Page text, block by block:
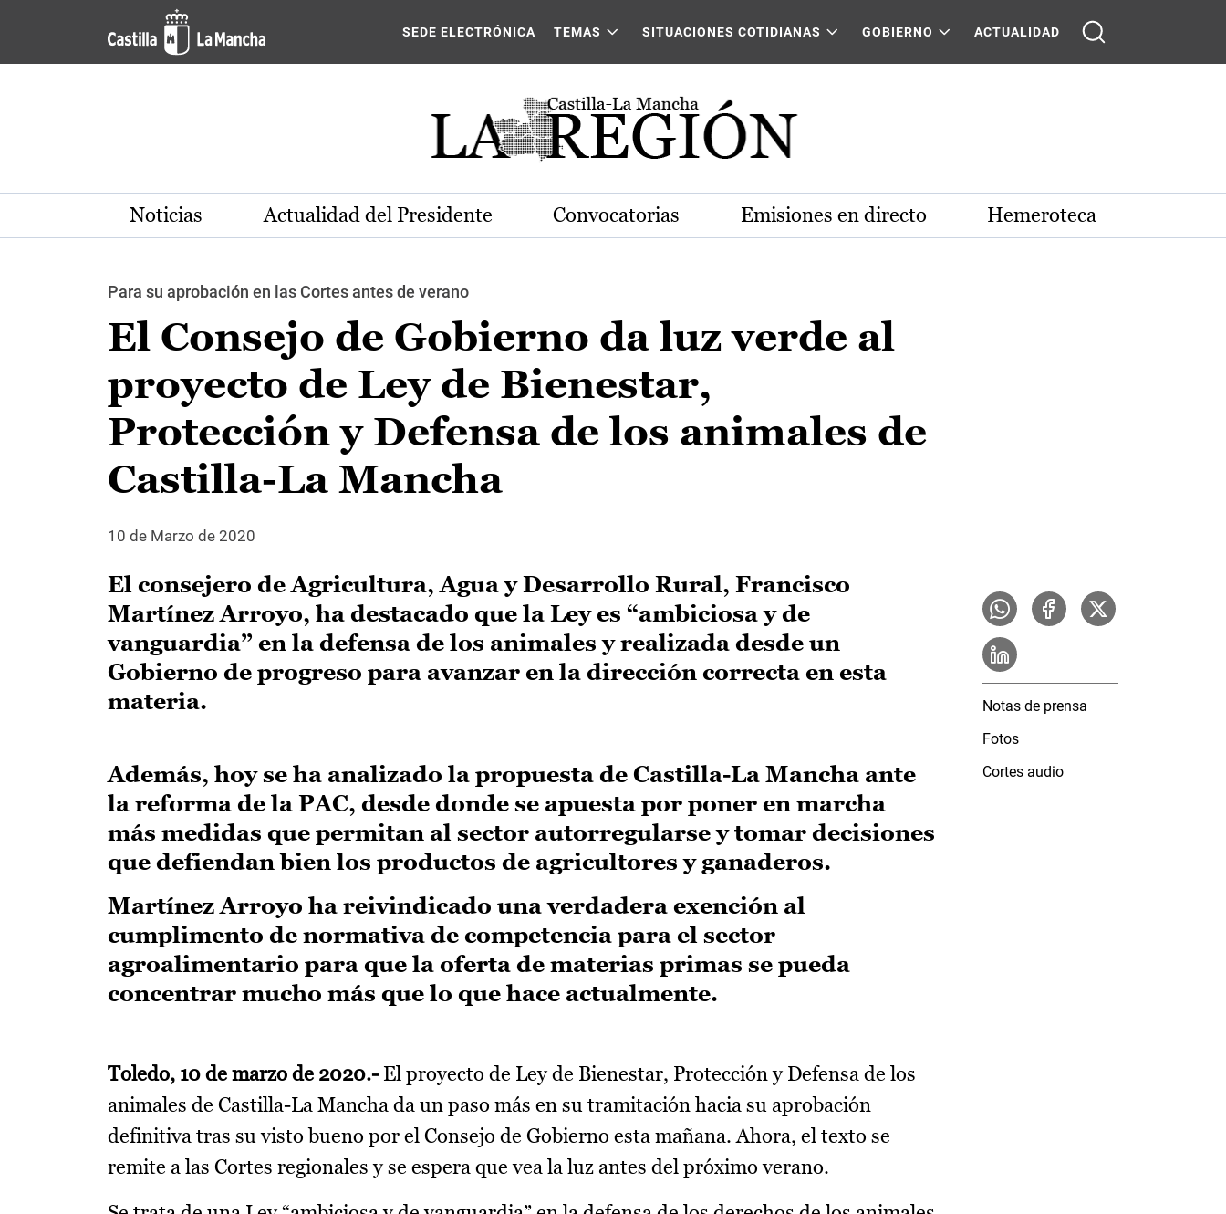
Pasar al contenido principal
SEDE ELECTRÓNICA TEMAS SITUACIONES COTIDIANAS GOBIERNO ACTUALIDAD
Noticias Actualidad del Presidente Convocatorias Emisiones en directo Hemeroteca
Para su aprobación en las Cortes antes de verano
El Consejo de Gobierno da luz verde al
proyecto de Ley de Bienestar,
Protección y Defensa de los animales de
Castilla-La Mancha
10 de Marzo de 2020
El consejero de Agricultura, Agua y Desarrollo Rural, Francisco
Martínez Arroyo, ha destacado que la Ley es “ambiciosa y de
vanguardia” en la defensa de los animales y realizada desde un
Gobierno de progreso para avanzar en la dirección correcta en esta
materia.
Además, hoy se ha analizado la propuesta de Castilla-La Mancha ante
la reforma de la PAC, desde donde se apuesta por poner en marcha
más medidas que permitan al sector autorregularse y tomar decisiones
que defiendan bien los productos de agricultores y ganaderos.
Martínez Arroyo ha reivindicado una verdadera exención al
cumplimento de normativa de competencia para el sector
agroalimentario para que la oferta de materias primas se pueda
concentrar mucho más que lo que hace actualmente.
Toledo, 10 de marzo de 2020.-El proyecto de Ley de Bienestar, Protección y Defensa de los
animales de Castilla-La Mancha da un paso más en su tramitación hacia su aprobación
definitiva tras su visto bueno por el Consejo de Gobierno esta mañana. Ahora, el texto se
remite a las Cortes regionales y se espera que vea la luz antes del próximo verano.
Notas de prensa
Fotos
Cortes audio